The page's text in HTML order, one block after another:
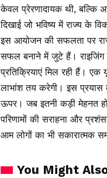
केवल प्रेरणादायक थी, बल्कि
दिखाई जो भविष्य में राज्य के
इस आयोजन की सफलता पर
सफल बनाने में जुटे हैं। राइजिंग
प्रतिक्रियाएं मिल रही हैं।
लाभांश तय करेगी। इस प्रयास
ऊपर। जब इतनी कड़ी मेहनत
परिणामों की सराहना और
आम लोगों का भी सकारात्मक
You Might